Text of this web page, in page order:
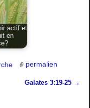
actif et
en
permalien
Galates 3:19-25 →